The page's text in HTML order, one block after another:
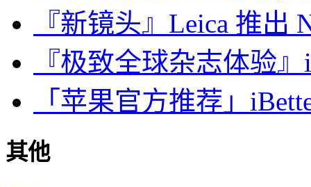
『新镜头』Leica 推出
『极致全球杂志体验
「苹果官方推荐」
其他